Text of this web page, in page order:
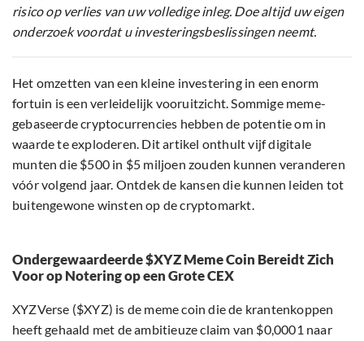
risico op verlies van uw volledige inleg. Doe altijd uw eigen
onderzoek voordat u investeringsbeslissingen neemt.
Het omzetten van een kleine investering in een enorm
fortuin is een verleidelijk vooruitzicht. Sommige meme-
gebaseerde cryptocurrencies hebben de potentie om in
waarde te exploderen. Dit artikel onthult vijf digitale
munten die $500 in $5 miljoen zouden kunnen veranderen
vóór volgend jaar. Ontdek de kansen die kunnen leiden tot
buitengewone winsten op de cryptomarkt.
Ondergewaardeerde $XYZ Meme Coin Bereidt Zich
Voor op Notering op een Grote CEX
XYZVerse ($XYZ) is de meme coin die de krantenkoppen
heeft gehaald met de ambitieuze claim van $0,0001 naar